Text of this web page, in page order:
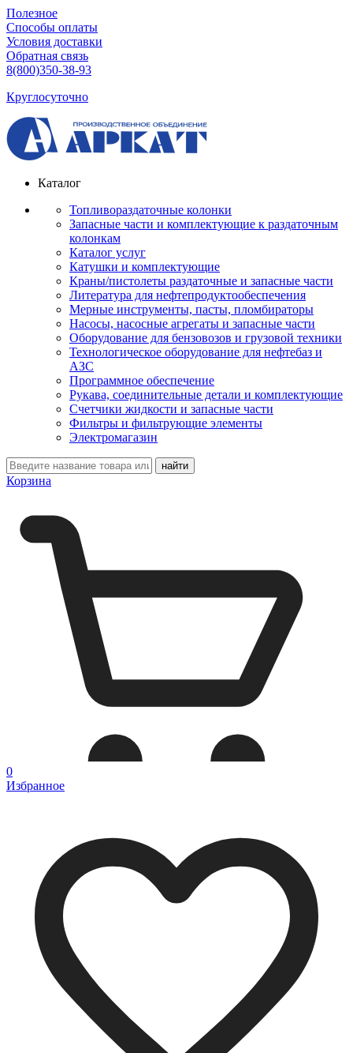
Полезное
Способы оплаты
Условия доставки
Обратная связь
8(800)350-38-93
Круглосуточно
Каталог
Топливораздаточные колонки
Запасные части и комплектующие к раздаточным
колонкам
Каталог услуг
Катушки и комплектующие
Краны/пистолеты раздаточные и запасные части
Литература для нефтепродуктообеспечения
Мерные инструменты, пасты, пломбираторы
Насосы, насосные агрегаты и запасные части
Оборудование для бензовозов и грузовой техники
Технологическое оборудование для нефтебаз и
АЗС
Программное обеспечение
Рукава, соединительные детали и комплектующие
Счетчики жидкости и запасные части
Фильтры и фильтрующие элементы
Электромагазин
Корзина
0
Избранное